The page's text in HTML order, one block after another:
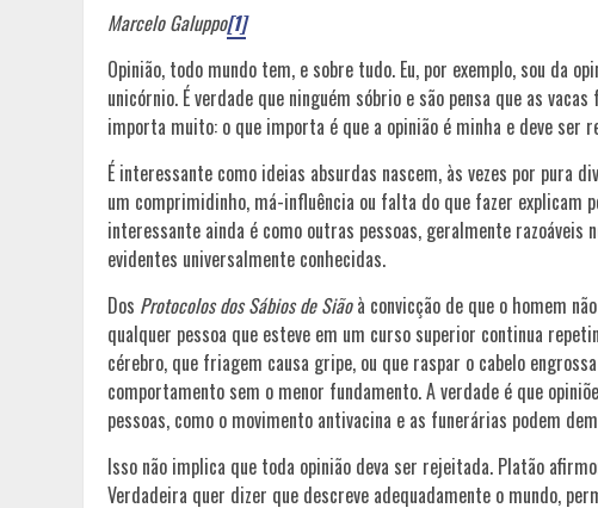
Marcelo Galuppo[1]
Opinião, todo mundo tem, e sobre tudo. Eu, por exemplo, sou da
unicórnio. É verdade que ninguém sóbrio e são pensa que as
importa muito: o que importa é que a opinião é minha e deve ser
É interessante como ideias absurdas nascem, às vezes por
um comprimidinho, má-influência ou falta do que fazer explicam
interessante ainda é como outras pessoas, geralmente
evidentes universalmente conhecidas.
Dos Protocolos dos Sábios de Siãoà convicção de que o homem
qualquer pessoa que esteve em um curso superior continua
cérebro, que friagem causa gripe, ou que raspar o cabelo
comportamento sem o menor fundamento. A verdade é que
pessoas, como o movimento antivacina e as funerárias podem
Isso não implica que toda opinião deva ser rejeitada. Platão
Verdadeira quer dizer que descreve adequadamente o mundo,